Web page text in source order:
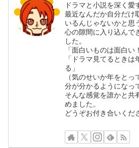
ドラマと小説を深く愛
最近なんだか自分だけ
いるんじゃないかと思
心の隙間に入り込んで
した。
「面白いものは面白い
「ドラマ見てるとき
る」
（気のせいか年をと
分が分かるようになっ
そんな感覚を誰かと共
めました。
どうぞお付き合いくだ